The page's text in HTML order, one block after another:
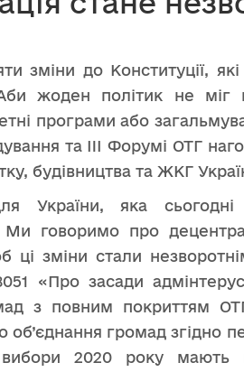
до Конституції, які
жоден політик не міг
програми або
та III Форумі ОТГ
будівництва та ЖКГ
України, яка
говоримо про
ці зміни стали
«Про засади
з повним покриттям
громад згідно
2020 року мають